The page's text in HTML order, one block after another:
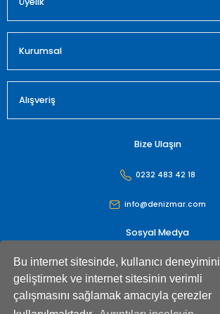
Bu internet sitesinde, kullanıcı deneyimini
geliştirmek ve internet sitesinin verimli
çalışmasını sağlamak amacıyla çerezler
Kurumsal
Alışveriş
Bize Ulaşın
0232 483 42 18
info@denizmar.com
Sosyal Medya